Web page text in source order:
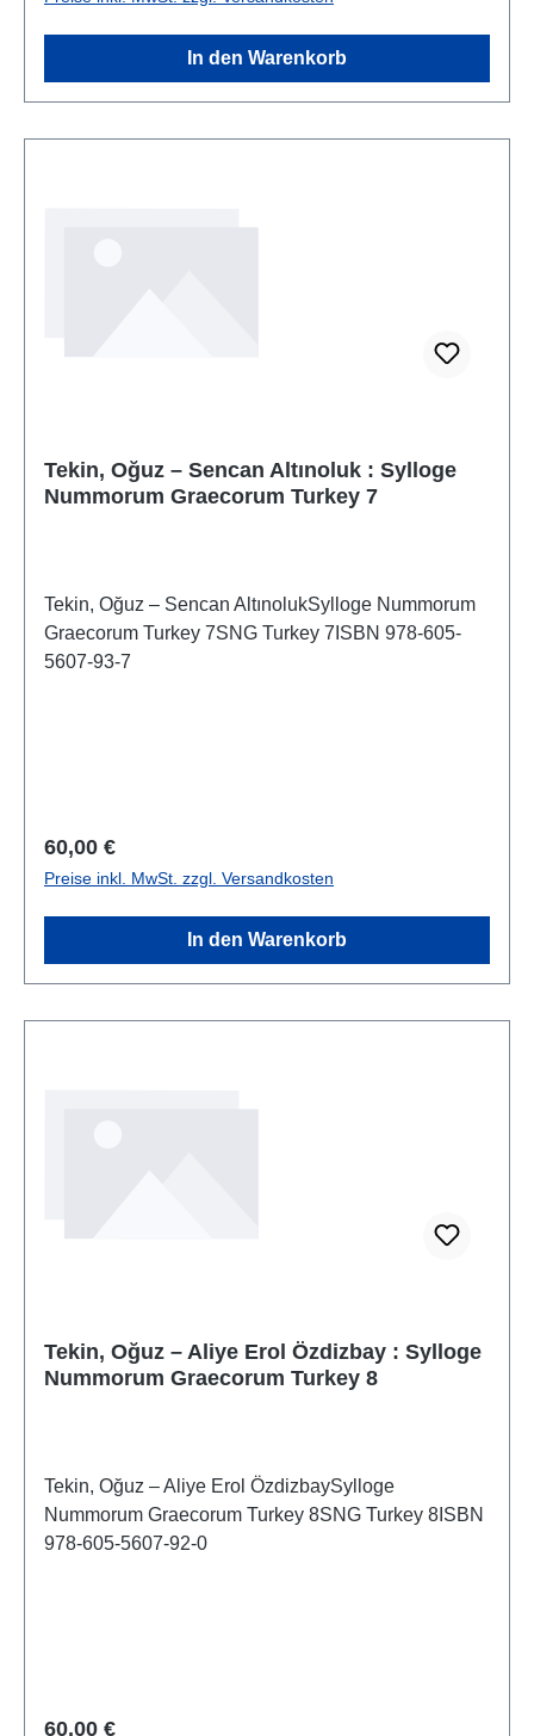
In den Warenkorb
Tekin, Oğuz – Sencan Altınoluk : Sylloge
Nummorum Graecorum Turkey 7
Tekin, Oğuz – Sencan AltınolukSylloge Nummorum
Graecorum Turkey 7SNG Turkey 7ISBN 978-605-
5607-93-7
Regulärer Preis:
60,00 €
Preise inkl. MwSt. zzgl. Versandkosten
In den Warenkorb
Tekin, Oğuz – Aliye Erol Özdizbay : Sylloge
Nummorum Graecorum Turkey 8
Tekin, Oğuz – Aliye Erol ÖzdizbaySylloge
Nummorum Graecorum Turkey 8SNG Turkey 8ISBN
978-605-5607-92-0
Regulärer Preis:
60,00 €